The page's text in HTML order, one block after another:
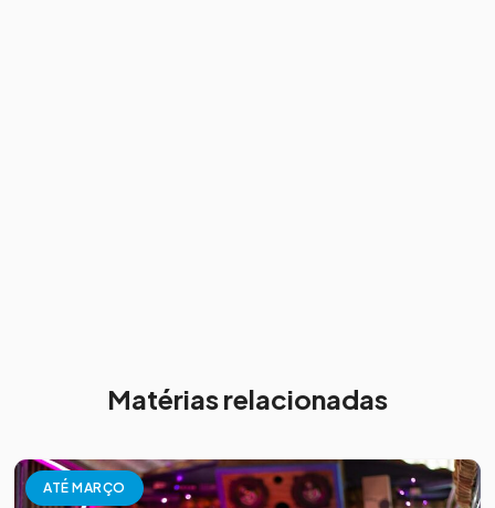
Matérias relacionadas
ATÉ MARÇO